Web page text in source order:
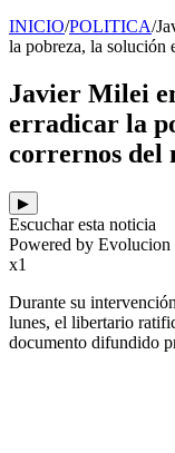
INICIO/POLITICA/
la pobreza, la solución
Javier Milei
erradicar la
corrernos del
▶
Escuchar esta noticia
Powered by Evolucion
x1
Durante su
lunes, el libertario
documento difundido